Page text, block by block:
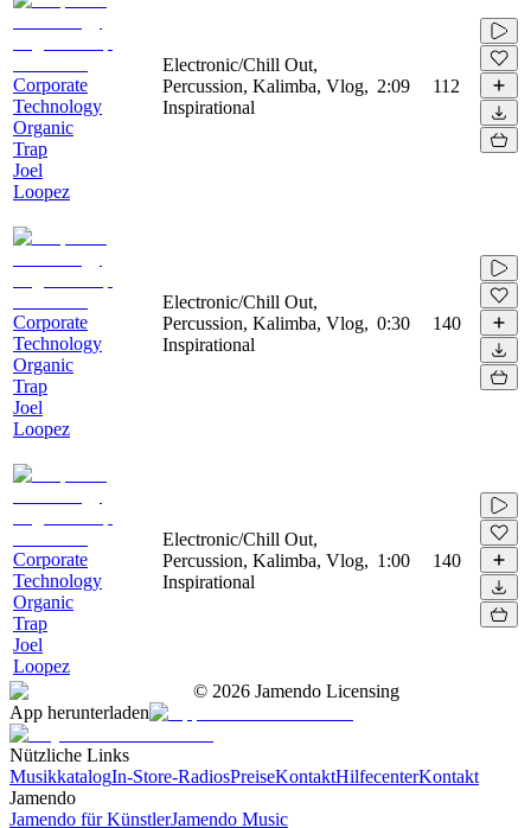
Corporate
Technology
Organic
Trap
Joel
Loopez
Electronic/Chill Out,
Percussion, Kalimba, Vlog,
Inspirational
2:09 112
Corporate
Technology
Organic
Trap
Joel
Loopez
Electronic/Chill Out,
Percussion, Kalimba, Vlog,
Inspirational
0:30 140
Corporate
Technology
Organic
Trap
Joel
Loopez
Electronic/Chill Out,
Percussion, Kalimba, Vlog,
Inspirational
1:00 140
© 2026 Jamendo Licensing
App herunterladen
Nützliche Links
MusikkatalogIn-Store-RadiosPreiseKontaktHilfecenterKontakt
Jamendo
Jamendo für KünstlerJamendo Music